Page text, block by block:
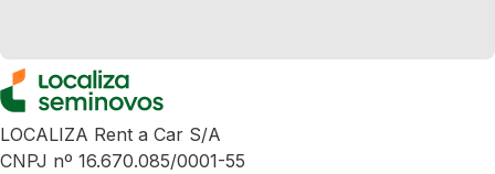
LOCALIZA Rent a Car S/A
CNPJ nº 16.670.085/0001-55